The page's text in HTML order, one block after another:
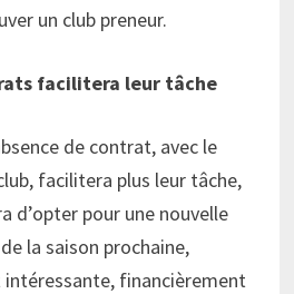
un club preneur.
facilitera leur tâche
de contrat, avec le
facilitera plus leur tâche,
d’opter pour une nouvelle
la saison prochaine,
financièrement